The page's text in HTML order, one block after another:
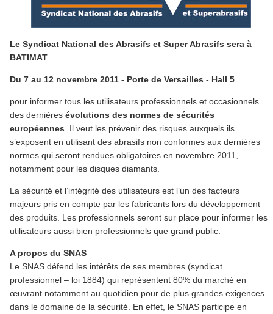
Le Syndicat National des Abrasifs et Super Abrasifs sera à
BATIMAT
Du 7 au 12 novembre 2011 - Porte de Versailles - Hall 5
pour informer tous les utilisateurs professionnels et occasionnels
des dernièresévolutions des normes de sécurités
européennes . Il veut les prévenir des risques auxquels ils
s’exposent en utilisant des abrasifs non conformes aux dernières
normes qui seront rendues obligatoires en novembre 2011,
notamment pour les disques diamants.
La sécurité et l’intégrité des utilisateurs est l’un des facteurs
majeurs pris en compte par les fabricants lors du développement
des produits. Les professionnels seront sur place pour informer les
utilisateurs aussi bien professionnels que grand public.
A propos du SNAS
Le SNAS défend les intérêts de ses membres (syndicat
professionnel – loi 1884) qui représentent 80% du marché en
œuvrant notamment au quotidien pour de plus grandes exigences
dans le domaine de la sécurité. En effet, le SNAS participe en